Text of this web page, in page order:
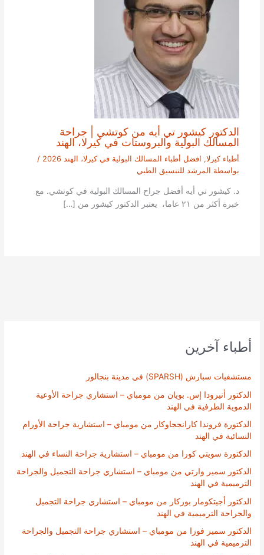
أطباء آخرين
مستشفيات سبارش (SPARSH) في مدينة بنجالور
الدكتور أنيرودا إس. بويان من مومباي – استشاري جراحة الأوعية
الدموية الطرفية في الهند
الدكتورة فروندا كارانججاوكار من مومباي – استشارية جراحة الأورام
النسائية في الهند
الدكتورة سويتي كورا من مومباي – استشارية جراحة النساء في الهند
الدكتور سمير وارتي من مومباي – استشاري جراحة التجميل والجراحة
الترميمية في الهند
الدكتور أجيتكومار بوركار من مومباي – استشاري جراحة التجميل
والجراحة الترميمية في الهند
الدكتور سمير فورا من مومباي – استشاري جراحة التجميل والجراحة
الترميمية في الهند
الدكتور كيشور تي أيه من كوتشي | جراحة
المسالك البولية والبروستات في كيرلا، الهند
أطباء كيرلا, افضل أطباء المسالك البولية في كيرلا، الهند 2026
/
بواسطة المرشد للتنسيق الطبي
د. كيشور تي أيه أفضل جراح المسالك البولية في كوتشي. مع
خبرة أكثر من ٢١ عاما، يعتبر الدكتور كيشور من […]